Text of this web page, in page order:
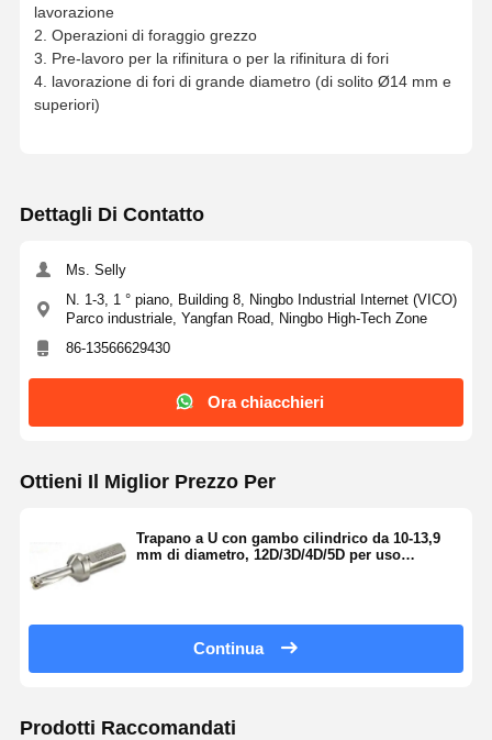
Fabbricazione a fini di alluminio
Una bella testa noiosa
La testa noiosa
C20
SP03
SP10.0- 10.0
C16-
C16-
SP11.0-
SP04
11.0 22 33 44 55 20
SP11.5-
C16-
SP04
11.5 23
34.5
46
lavorazione
2. Operazioni di foraggio grezzo
3. Pre-lavoro per la rifinitura o per la rifinitura di fori
4. lavorazione di fori di grande diametro (di solito Ø14 mm e
superiori)
Dettagli Di Contatto
Ms. Selly
N. 1-3, 1 ° piano, Building 8, Ningbo Industrial Internet (VICO)
Parco industriale, Yangfan Road, Ningbo High-Tech Zone
86-13566629430
Ora chiacchieri
Ottieni Il Miglior Prezzo Per
Trapano a U con gambo cilindrico da 10-13,9
mm di diametro, 12D/3D/4D/5D per uso
Continua
Prodotti Raccomandati